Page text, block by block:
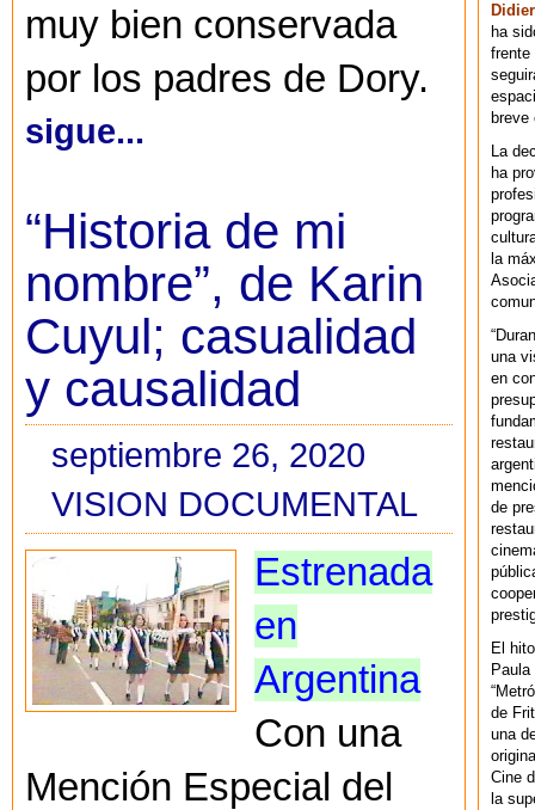
muy bien conservada
por los padres de Dory.
sigue...
“Historia de mi
nombre”, de Karin
Cuyul; casualidad
y causalidad
septiembre 26, 2020
VISION DOCUMENTAL
Estrenada
en
Argentina
Con una
Mención Especial del
Didier
ha
frente
breve
La
ha
la
una
en
de
El
de
una
Cine
la